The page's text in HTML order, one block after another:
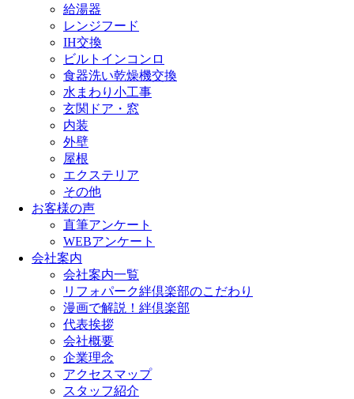
給湯器
レンジフード
IH交換
ビルトインコンロ
食器洗い乾燥機交換
水まわり小工事
玄関ドア・窓
内装
外壁
屋根
エクステリア
その他
お客様の声
直筆アンケート
WEBアンケート
会社案内
会社案内一覧
リフォパーク絆倶楽部のこだわり
漫画で解説！絆倶楽部
代表挨拶
会社概要
企業理念
アクセスマップ
スタッフ紹介